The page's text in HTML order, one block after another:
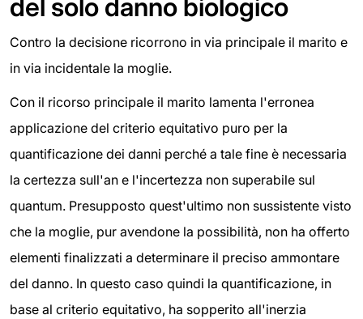
del solo danno biologico
Contro la decisione ricorrono in via principale il marito e
in via incidentale la moglie.
Con il ricorso principale il marito lamenta l'erronea
applicazione del criterio equitativo puro per la
quantificazione dei danni perché a tale fine è necessaria
la certezza sull'an e l'incertezza non superabile sul
quantum. Presupposto quest'ultimo non sussistente visto
che la moglie, pur avendone la possibilità, non ha offerto
elementi finalizzati a determinare il preciso ammontare
del danno. In questo caso quindi la quantificazione, in
base al criterio equitativo, ha sopperito all'inerzia